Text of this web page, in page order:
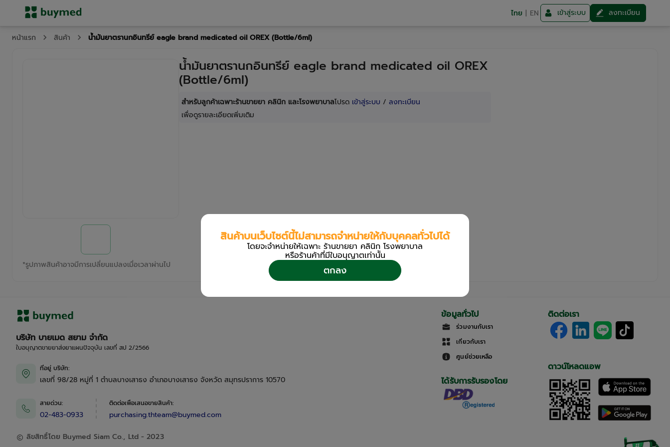
ไทย | EN เข้าสู่ระบบ ลงทะเบียน
หน้าแรก สินค้า น้ำมันยาตรานกอินทรีย์ eagle brand medicated oil OREX (Bottle/6ml)
*รูปภาพสินค้าอาจมีการเปลี่ยนแปลงเมื่อเวลาผ่านไป
น้ำมันยาตรานกอินทรีย์ eagle brand medicated oil OREX
(Bottle/6ml)
สำหรับลูกค้าเฉพาะร้านขายยา คลินิก และโรงพยาบาลโปรด เข้าสู่ระบบ / ลงทะเบียน
เพื่อดูรายละเอียดเพิ่มเติม
บริษัท บายเมด สยาม จำกัด
ใบอนุญาตขายยาส่งยาแผนปัจจุบัน เลขที่ สป 2/2566
ที่อยู่ บริษัท:
เลขที่ 98/28 หมู่ที่ 1 ตำบลบางเสาธง อำเภอบางเสาธง จังหวัด สมุทรปราการ 10570
สายด่วน:
02-483-0933
ติดต่อเพื่อเสนอขายสินค้า:
purchasing.thteam@buymed.com
ลิขสิทธิ์โดย Buymed Siam Co., Ltd - 2023
ข้อมูลทั่วไป
ร่วมงานกับเรา
เกี่ยวกับเรา
ศูนย์ช่วยเหลือ
ได้รับการรับรองโดย
ติดต่อเรา
ดาวน์โหลดแอพ
สินค้าบนเว็บไซต์นี้ไม่สามารถจำหน่ายให้กับบุคคลทั่วไปได้
โดยจะจำหน่ายให้เฉพาะ ร้านขายยา คลินิก โรงพยาบาล
หรือร้านค้าที่มีใบอนุญาตเท่านััน
ตกลง